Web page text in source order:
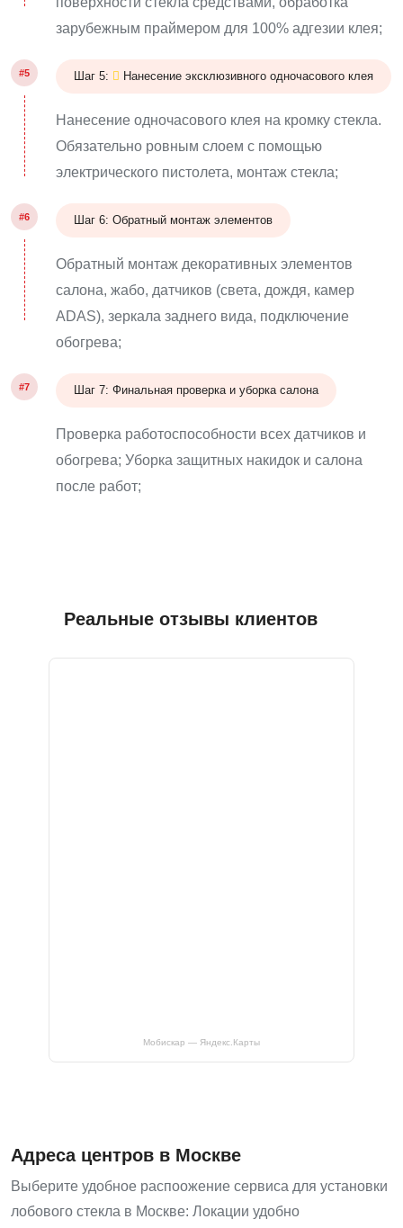
зарубежным праймером для 100% адгезии клея;
#5 Шаг 5: Нанесение эксклюзивного одночасового клея
Нанесение одночасового клея на кромку стекла.
Обязательно ровным слоем с помощью
электрического пистолета, монтаж стекла;
#6 Шаг 6: Обратный монтаж элементов
Обратный монтаж декоративных элементов
салона, жабо, датчиков (света, дождя, камер
ADAS), зеркала заднего вида, подключение
обогрева;
#7 Шаг 7: Финальная проверка и уборка салона
Проверка работоспособности всех датчиков и
обогрева; Уборка защитных накидок и салона
после работ;
Реальные отзывы клиентов
Мобискар — Яндекс.Карты
Адреса центров в Москве
Выберите удобное распоожение сервиса для установки
лобового стекла в Москве: Локации удобно